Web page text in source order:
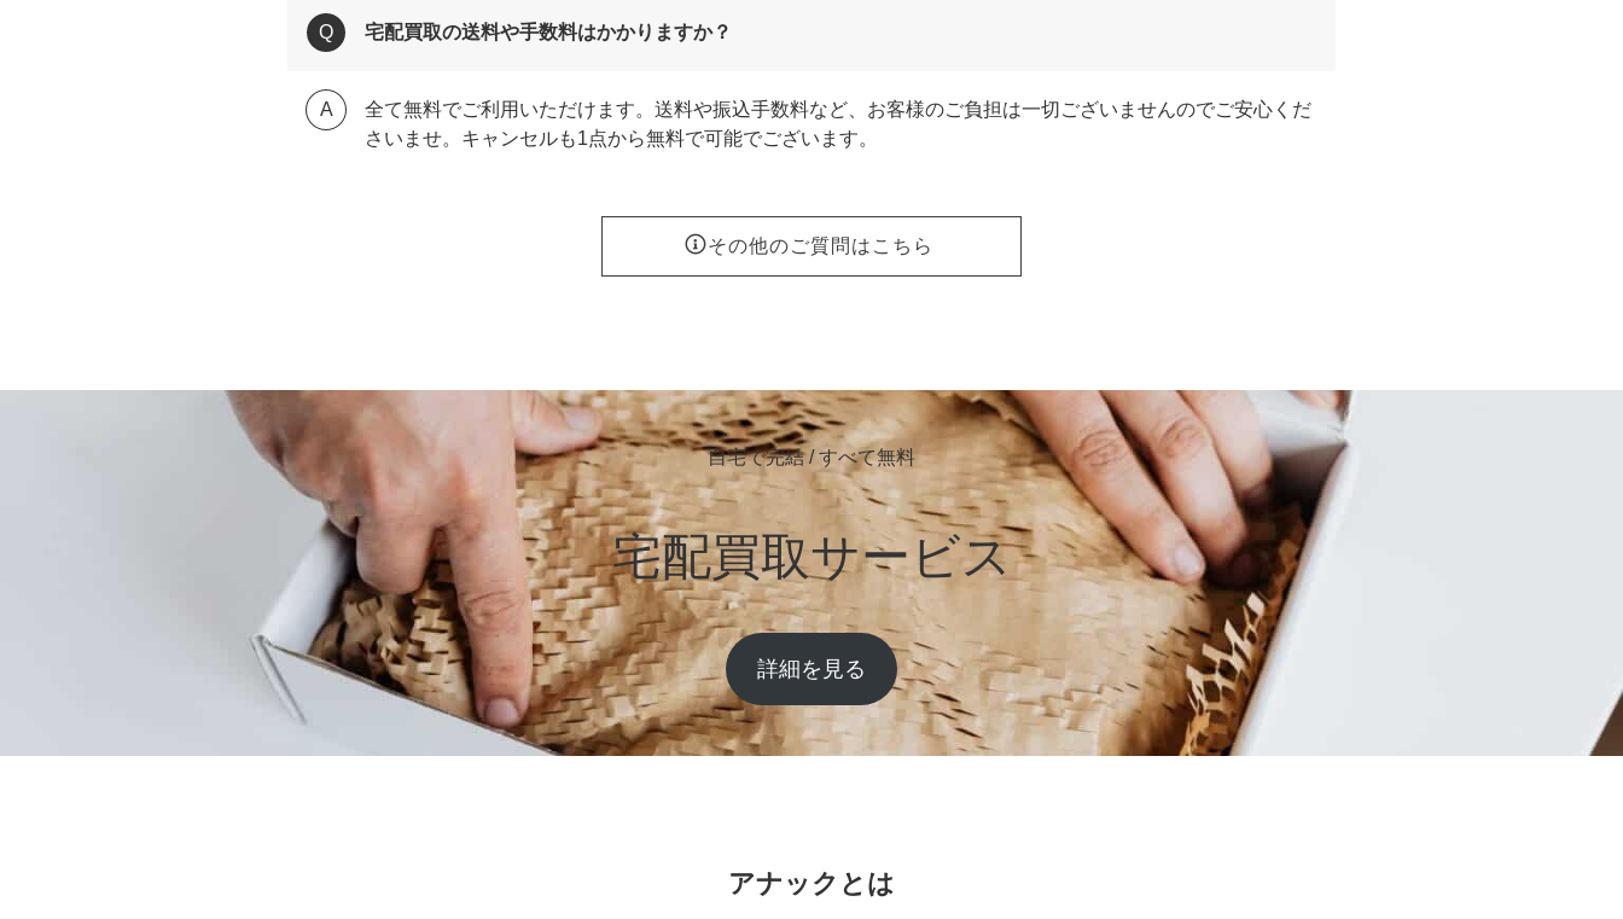
宅配買取の送料や手数料はかかりますか？
全て無料でご利用いただけます。送料や振込手数料など、お客様のご負担は一切ございませんのでご安心くだ
さいませ。キャンセルも1点から無料で可能でございます。
その他のご質問はこちら
自宅で完結 / すべて無料
宅配買取サービス
詳細を見る
アナックとは